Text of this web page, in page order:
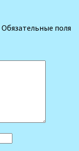
Обязательные поля